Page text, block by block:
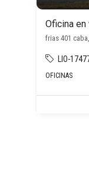
Oficina
frias 401
LIO-
OFICINAS